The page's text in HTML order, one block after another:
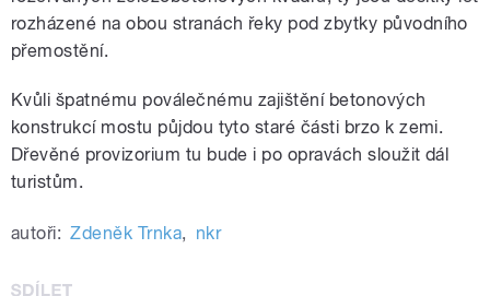
rozházené na obou stranách řeky pod zbytky původního
přemostění.
Kvůli špatnému poválečnému zajištění betonových
konstrukcí mostu půjdou tyto staré části brzo k zemi.
Dřevěné provizorium tu bude i po opravách sloužit dál
turistům.
autoři: Zdeněk Trnka, nkr